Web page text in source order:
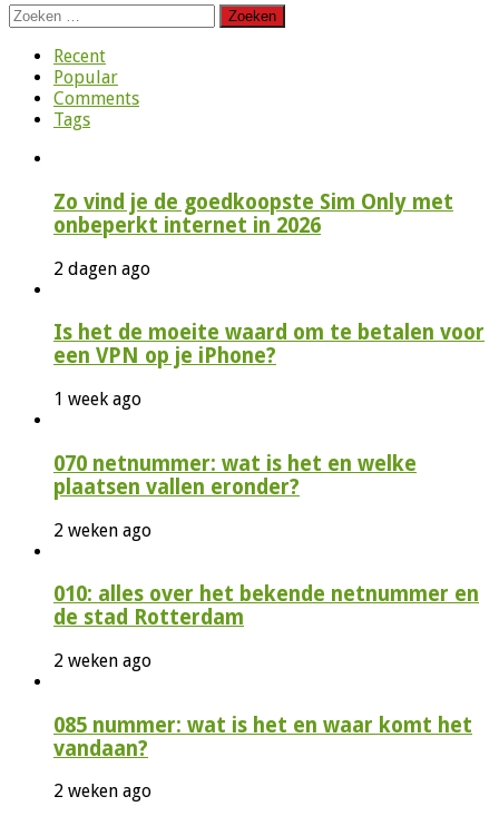
Zoeken
Recent
Popular
Comments
Tags
Zo vind je de goedkoopste Sim Only met
onbeperkt internet in 2026
2 dagen ago
Is het de moeite waard om te betalen voor
een VPN op je iPhone?
1 week ago
070 netnummer: wat is het en welke
plaatsen vallen eronder?
2 weken ago
010: alles over het bekende netnummer en
de stad Rotterdam
2 weken ago
085 nummer: wat is het en waar komt het
vandaan?
2 weken ago